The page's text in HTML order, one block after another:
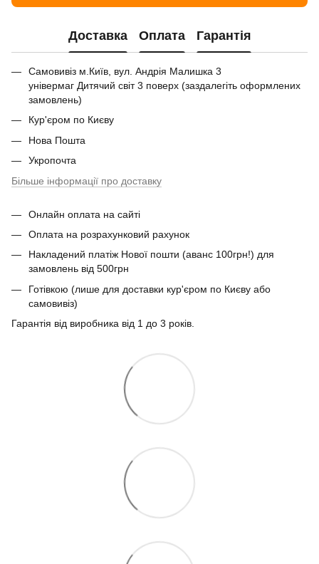
Доставка Оплата Гарантія
Самовивіз м.Київ, вул. Андрія Малишка 3
універмаг Дитячий світ 3 поверх (заздалегіть оформлених
замовлень)
Кур'єром по Києву
Нова Пошта
Укропочта
Більше інформації про доставку
Онлайн оплата на сайті
Оплата на розрахунковий рахунок
Накладений платіж Нової пошти (аванс 100грн!) для
замовлень від 500грн
Готівкою (лише для доставки кур'єром по Києву або
самовивіз)
Гарантія від виробника від 1 до 3 років.